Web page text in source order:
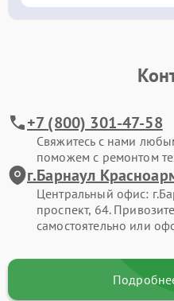
+7 (800) 301-47-58
Свяжитесь с нами
поможем с ремонтом
г.Барнаул
Центральный офис:
проспект, 64.
самостоятельно или